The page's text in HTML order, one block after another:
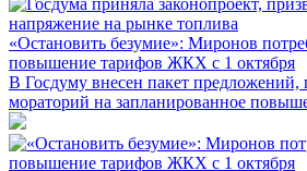
«Остановить безумие»: Миронов
повышение тарифов ЖКХ с 1 октября
В Госдуму внесен пакет
мораторий на запланированное